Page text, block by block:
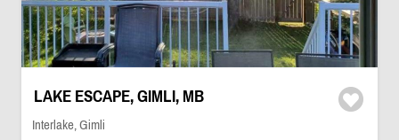
LAKE ESCAPE, GIMLI, MB
Interlake, Gimli